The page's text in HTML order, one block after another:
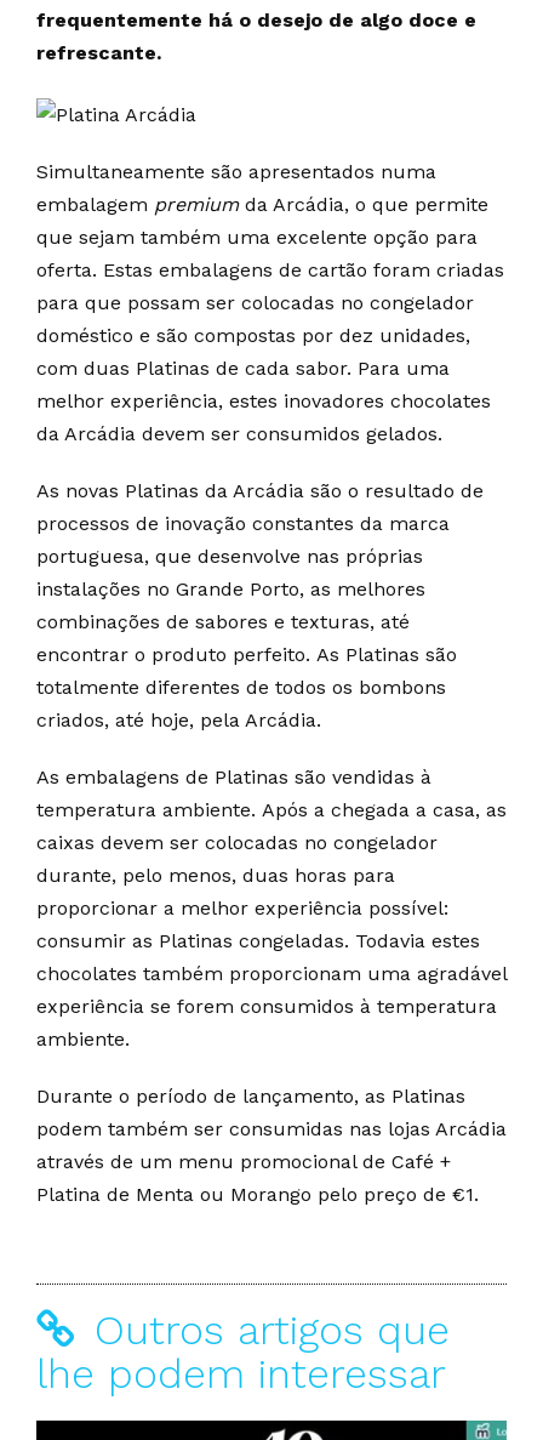
frequentemente há o desejo de algo doce e
refrescante.
Simultaneamente são apresentados numa
embalagem premium da Arcádia, o que permite
que sejam também uma excelente opção para
oferta. Estas embalagens de cartão foram criadas
para que possam ser colocadas no congelador
doméstico e são compostas por dez unidades,
com duas Platinas de cada sabor. Para uma
melhor experiência, estes inovadores chocolates
da Arcádia devem ser consumidos gelados.
As novas Platinas da Arcádia são o resultado de
processos de inovação constantes da marca
portuguesa, que desenvolve nas próprias
instalações no Grande Porto, as melhores
combinações de sabores e texturas, até
encontrar o produto perfeito. As Platinas são
totalmente diferentes de todos os bombons
criados, até hoje, pela Arcádia.
As embalagens de Platinas são vendidas à
temperatura ambiente. Após a chegada a casa, as
caixas devem ser colocadas no congelador
durante, pelo menos, duas horas para
proporcionar a melhor experiência possível:
consumir as Platinas congeladas. Todavia estes
chocolates também proporcionam uma agradável
experiência se forem consumidos à temperatura
ambiente.
Durante o período de lançamento, as Platinas
podem também ser consumidas nas lojas Arcádia
através de um menu promocional de Café +
Platina de Menta ou Morango pelo preço de €1.
Outros artigos que
lhe podem interessar